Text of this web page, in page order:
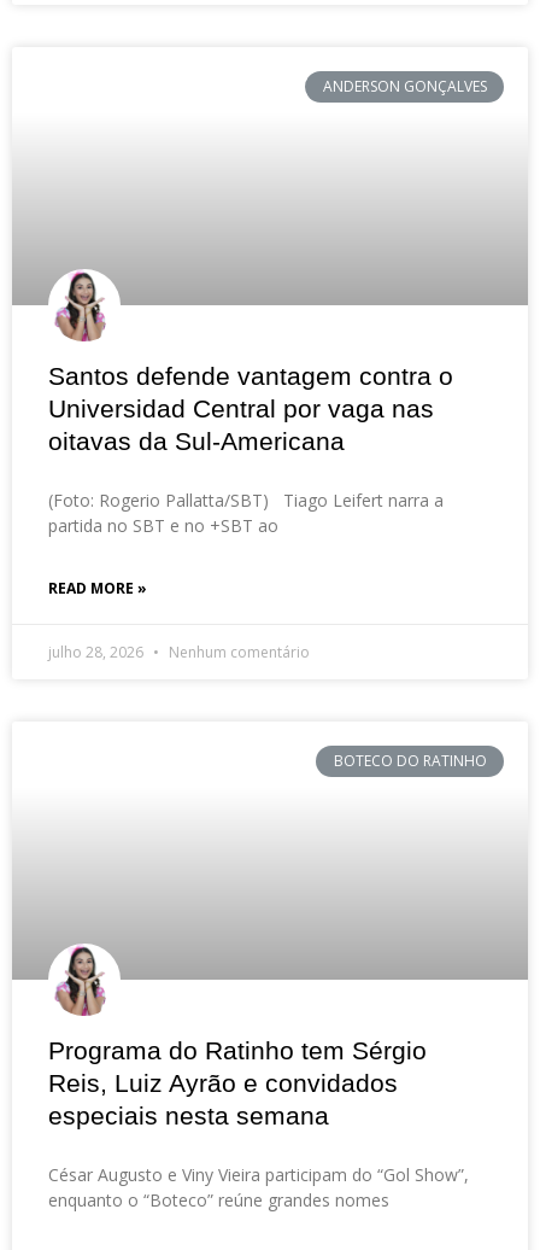
ANDERSON GONÇALVES
Santos defende vantagem contra o
Universidad Central por vaga nas
oitavas da Sul-Americana
(Foto: Rogerio Pallatta/SBT) Tiago Leifert narra a
partida no SBT e no +SBT ao
READ MORE »
julho 28, 2026 Nenhum comentário
BOTECO DO RATINHO
Programa do Ratinho tem Sérgio
Reis, Luiz Ayrão e convidados
especiais nesta semana
César Augusto e Viny Vieira participam do “Gol Show”,
enquanto o “Boteco” reúne grandes nomes